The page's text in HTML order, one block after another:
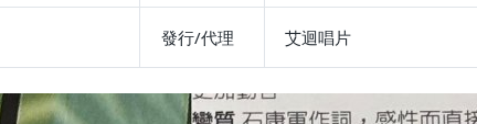
發行/代理 艾迴唱片